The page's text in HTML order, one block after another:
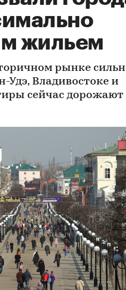
жильем
рынке
Удэ, Владивостоке и
сейчас дорожают